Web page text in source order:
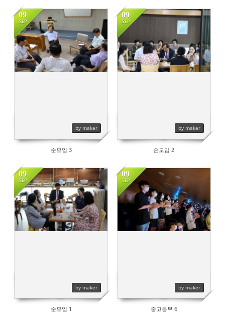
09
SEP
by maker
686
순모임 3
09
SEP
by maker
641
순모임 2
09
SEP
by maker
1448
순모임 1
09
SEP
by maker
786
중고등부 6